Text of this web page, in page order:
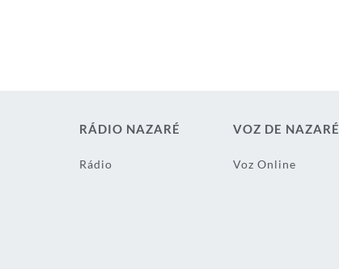
RÁDIO NAZARÉ
Rádio
VOZ DE NAZARÉ
Voz Online